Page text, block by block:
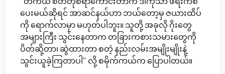
ပေးမယ်ဆိုရင် အာဆင်နယ်ဟာ ဘယ်တော့မှ ဇယားထိပ်
ကို ရောက်လာမှာ မဟုတ်ပါဘူး။ သူတို့ အခုလို ဂိုးတွေ
အများကြီး သွင်းနေတာက တခြားကစားသမားတွေကို
ပိတ်ဆို့တာ၊ ဆွဲထားတာ စတဲ့ နည်းလမ်းအမျိုးမျိုးနဲ့
သွင်းယူခဲ့ကြတာပါ" လို့ စမိုက်ကယ်က ပြောပါတယ်။